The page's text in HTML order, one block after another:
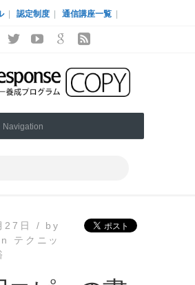
認定制度 通信講座一覧
Navigation
27日 / by
テクニッ